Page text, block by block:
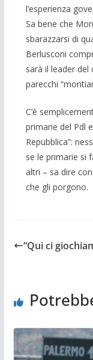
l’esperienza
Sa bene che
sbarazzarsi di
Berlusconi
sarà il lea­der
parecchi
C’è
primarie del Pdl
Repubblica”:
se le primarie si
altri – sa dire
che gli porgono.
“Qui ci